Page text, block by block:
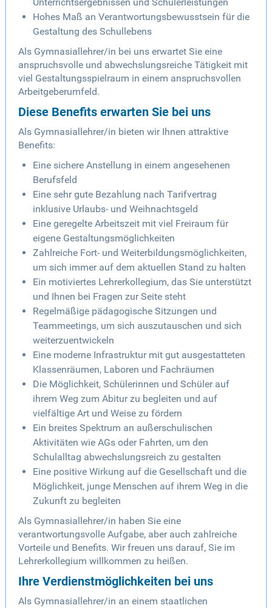
Unterrichtsergebnissen und Schülerleistungen
Hohes Maß an Verantwortungsbewusstsein für die
Gestaltung des Schullebens
Als Gymnasiallehrer/in bei uns erwartet Sie eine
anspruchsvolle und abwechslungsreiche Tätigkeit mit
viel Gestaltungsspielraum in einem anspruchsvollen
Arbeitgeberumfeld.
Diese Benefits erwarten Sie bei uns
Als Gymnasiallehrer/in bieten wir Ihnen attraktive
Benefits:
Eine sichere Anstellung in einem angesehenen
Berufsfeld
Eine sehr gute Bezahlung nach Tarifvertrag
inklusive Urlaubs- und Weihnachtsgeld
Eine geregelte Arbeitszeit mit viel Freiraum für
eigene Gestaltungsmöglichkeiten
Zahlreiche Fort- und Weiterbildungsmöglichkeiten,
um sich immer auf dem aktuellen Stand zu halten
Ein motiviertes Lehrerkollegium, das Sie unterstützt
und Ihnen bei Fragen zur Seite steht
Regelmäßige pädagogische Sitzungen und
Teammeetings, um sich auszutauschen und sich
weiterzuentwickeln
Eine moderne Infrastruktur mit gut ausgestatteten
Klassenräumen, Laboren und Fachräumen
Die Möglichkeit, Schülerinnen und Schüler auf
ihrem Weg zum Abitur zu begleiten und auf
vielfältige Art und Weise zu fördern
Ein breites Spektrum an außerschulischen
Aktivitäten wie AGs oder Fahrten, um den
Schulalltag abwechslungsreich zu gestalten
Eine positive Wirkung auf die Gesellschaft und die
Möglichkeit, junge Menschen auf ihrem Weg in die
Zukunft zu begleiten
Als Gymnasiallehrer/in haben Sie eine
verantwortungsvolle Aufgabe, aber auch zahlreiche
Vorteile und Benefits. Wir freuen uns darauf, Sie im
Lehrerkollegium willkommen zu heißen.
Ihre Verdienstmöglichkeiten bei uns
Als Gymnasiallehrer/in an einem staatlichen